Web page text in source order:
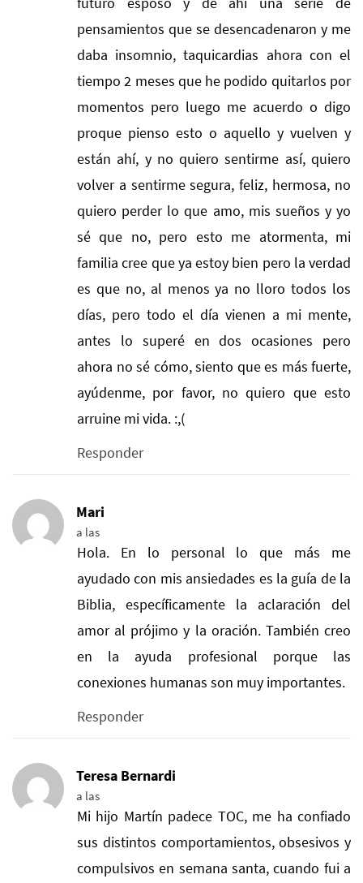
pensamientos que se desencadenaron y me
daba insomnio, taquicardias ahora con el
tiempo 2 meses que he podido quitarlos por
momentos pero luego me acuerdo o digo
proque pienso esto o aquello y vuelven y
están ahí, y no quiero sentirme así, quiero
volver a sentirme segura, feliz, hermosa, no
quiero perder lo que amo, mis sueños y yo
sé que no, pero esto me atormenta, mi
familia cree que ya estoy bien pero la verdad
es que no, al menos ya no lloro todos los
días, pero todo el día vienen a mi mente,
antes lo superé en dos ocasiones pero
ahora no sé cómo, siento que es más fuerte,
ayúdenme, por favor, no quiero que esto
arruine mi vida. :,(
Responder
Mari
a las
Hola. En lo personal lo que más me
ayudado con mis ansiedades es la guía de la
Biblia, específicamente la aclaración del
amor al prójimo y la oración. También creo
en la ayuda profesional porque las
conexiones humanas son muy importantes.
Responder
Teresa Bernardi
a las
Mi hijo Martín padece TOC, me ha confiado
sus distintos comportamientos, obsesivos y
compulsivos en semana santa, cuando fui a